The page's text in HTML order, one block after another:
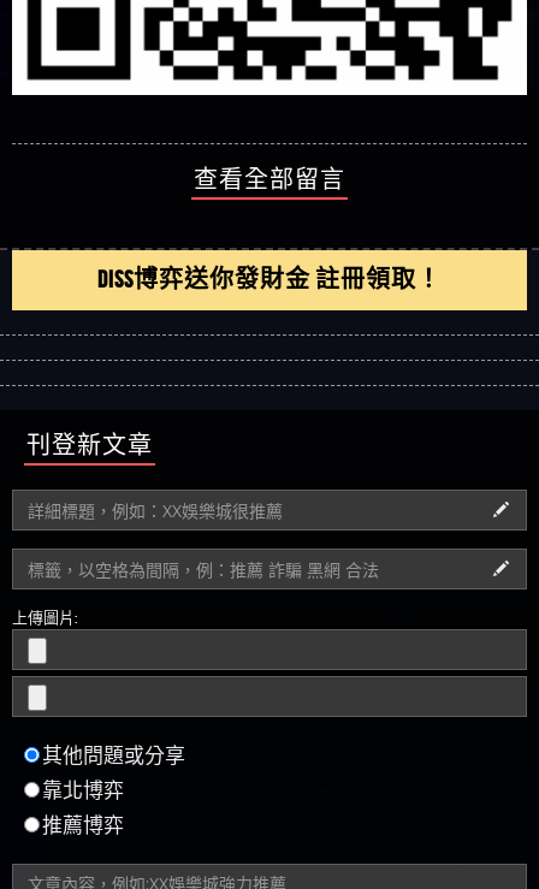
查看全部留言
DISS博弈送你發財金 註冊領取！
刊登新文章
上傳圖片:
其他問題或分享
靠北博弈
推薦博弈